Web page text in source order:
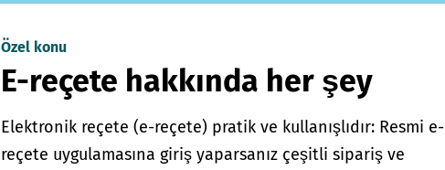
Özel konu
E-reçete hakkında her şey
Elektronik reçete (e-reçete) pratik ve kullanışlıdır: Resmi e-
reçete uygulamasına giriş yaparsanız çeşitli sipariş ve